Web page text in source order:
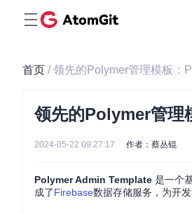
首页 / 领先的Polymer管理模板：
领先的Polymer管
2024-05-22 09:27:17 作者：蔡丛锟
Polymer Admin Template 是一个
成了Firebase数据存储服务，为开